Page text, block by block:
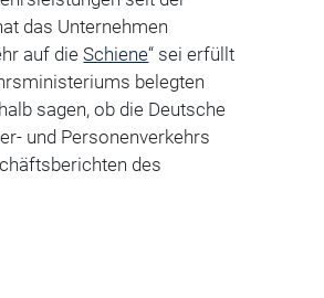
das Unternehmen
auf dieSchiene“ sei erfüllt
belegten
sagen, ob die Deutsche
und Personenverkehrs
des